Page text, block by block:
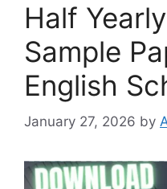
Half
Sample
English
January 27, 2026 by